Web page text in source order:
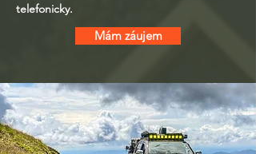
telefonicky.
Mám záujem